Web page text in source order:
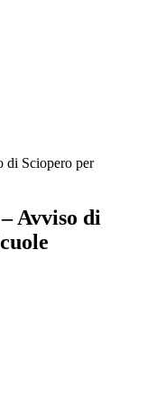
Sciopero per
Avviso di